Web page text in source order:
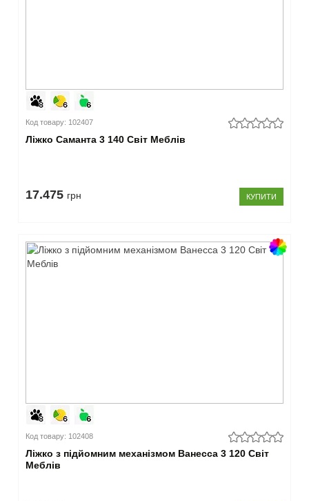
Код товару: 102407
Ліжко Саманта 3 140 Світ Меблів
17.475 грн КУПИТИ
Код товару: 102408
Ліжко з підйомним механізмом Ванесса 3 120 Світ
Меблів